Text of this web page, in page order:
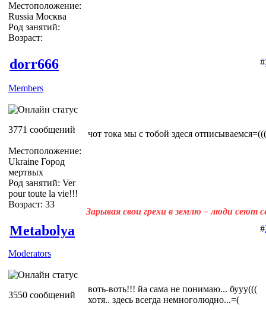
Местоположение:
Russia Москва
Род занятий:
Возраст:
dorr666
Members
3771 сообщений
Местоположение:
Ukraine Город
мертвых
Род занятий: Ver
pour toute la vie!!!
Возраст: 33
#
чот тока мы с тобой здеся
Зарывая свои грехи в землю – люди сеют
Metabolya
Moderators
3550 сообщений
#
воть-воть!!! йа сама не понимаю... бууу(((
хотя.. здесь всегда немноголюдно...=(